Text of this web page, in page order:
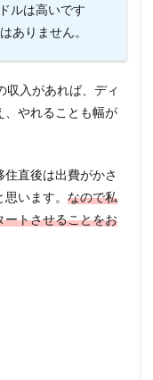
ルは高いです
ありません。
収入があれば、ディ
、やれることも幅が
直後は出費がかさ
います。 なので私
ートさせることをお